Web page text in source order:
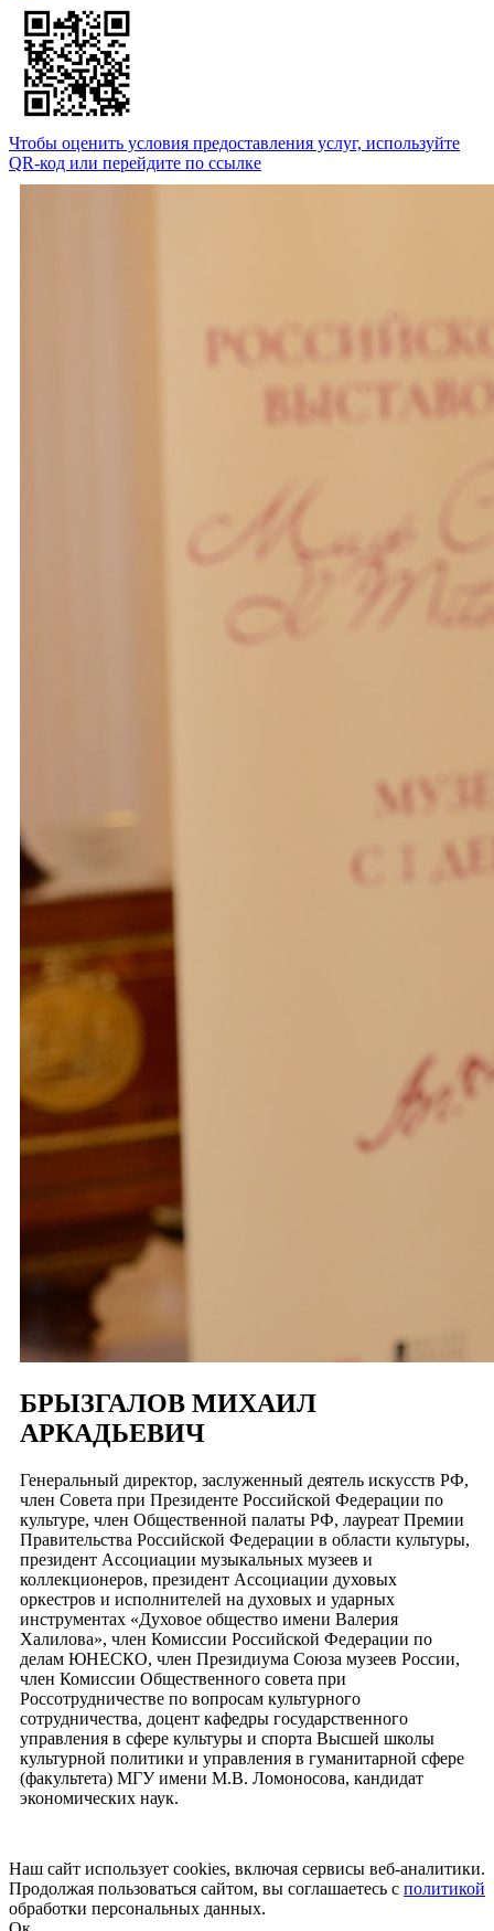
Чтобы оценить условия предоставления услуг, используйте
QR-код или перейдите по ссылке
БРЫЗГАЛОВ МИХАИЛ
АРКАДЬЕВИЧ
Генеральный директор, заслуженный деятель искусств РФ,
член Совета при Президенте Российской Федерации по
культуре, член Общественной палаты РФ, лауреат Премии
Правительства Российской Федерации в области культуры,
президент Ассоциации музыкальных музеев и
коллекционеров, президент Ассоциации духовых
оркестров и исполнителей на духовых и ударных
инструментах «Духовое общество имени Валерия
Халилова», член Комиссии Российской Федерации по
делам ЮНЕСКО, член Президиума Союза музеев России,
член Комиссии Общественного совета при
Россотрудничестве по вопросам культурного
сотрудничества, доцент кафедры государственного
управления в сфере культуры и спорта Высшей школы
культурной политики и управления в гуманитарной сфере
(факультета) МГУ имени М.В. Ломоносова, кандидат
экономических наук.
Наш сайт использует cookies, включая сервисы веб-аналитики.
Продолжая пользоваться сайтом, вы соглашаетесь с политикой
обработки персональных данных.